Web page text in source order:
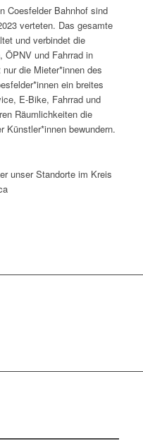
Coesfelder Bahnhof sind
verteten. Das gesamte
und verbindet die
ÖPNV und Fahrrad in
die Mieter*innen des
ein breites
E-Bike, Fahrrad und
Räumlichkeiten die
Künstler*innen bewundern.
unser Standorte im Kreis